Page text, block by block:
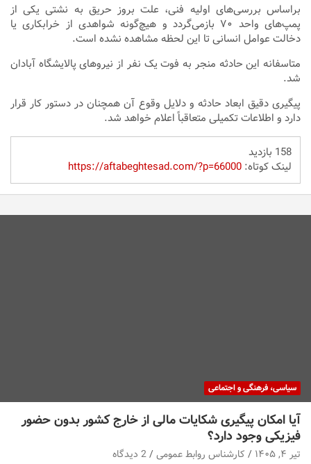
براساس بررسی‌های اولیه فنی، علت بروز حریق به نشتی یکی از
پمپ‌های واحد ۷۰ بازمی‌گردد و هیچ‌گونه شواهدی از خرابکاری یا
دخالت عوامل انسانی تا این لحظه مشاهده نشده است.
متاسفانه این حادثه منجر به فوت یک نفر از نیروهای پالایشگاه آبادان
شد.
پیگیری دقیق ابعاد حادثه و دلایل وقوع آن همچنان در دستور کار قرار
دارد و اطلاعات تکمیلی متعاقباً اعلام خواهد شد.
158 بازدید
لینک کوتاه:https://aftabeghtesad.com/?p=66000
سیاسی، فرهنگی و اجتماعی
آیا امکان پیگیری شکایات مالی از خارج کشور بدون حضور
فیزیکی وجود دارد؟
تیر ۴, ۱۴۰۵ کارشناس روابط عمومی 2 دیدگاه